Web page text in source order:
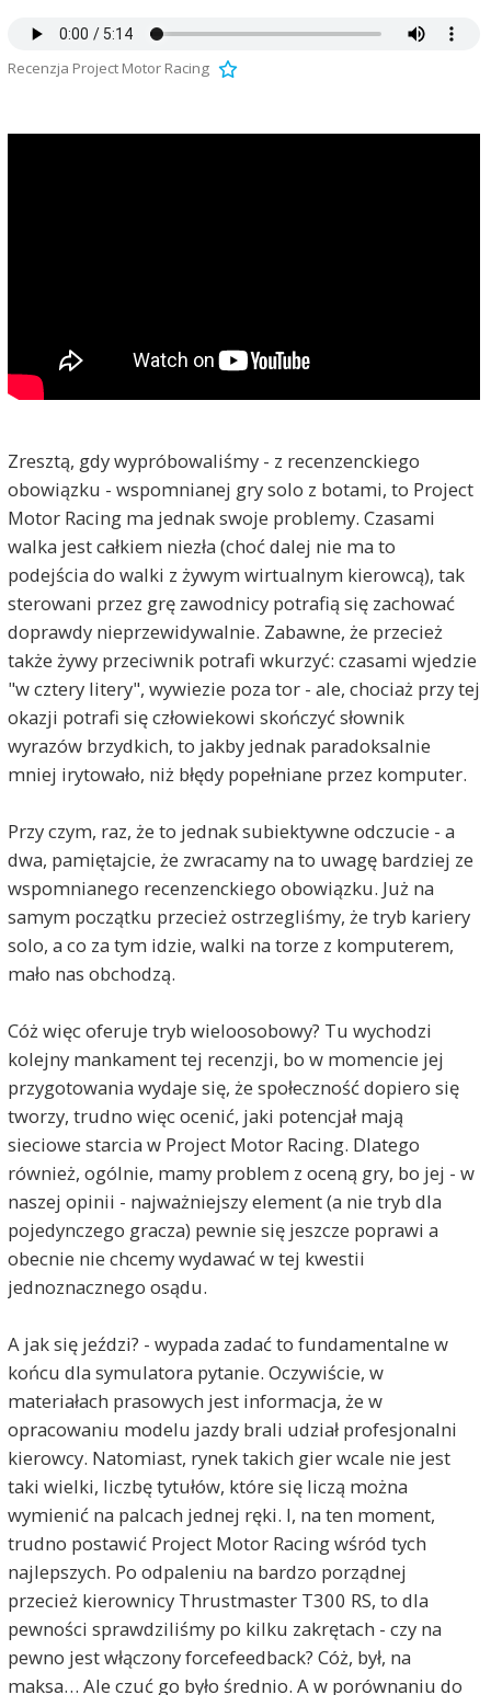
Recenzja Project Motor Racing
Zresztą, gdy wypróbowaliśmy - z recenzenckiego
obowiązku - wspomnianej gry solo z botami, to Project
Motor Racing ma jednak swoje problemy. Czasami
walka jest całkiem niezła (choć dalej nie ma to
podejścia do walki z żywym wirtualnym kierowcą), tak
sterowani przez grę zawodnicy potrafią się zachować
doprawdy nieprzewidywalnie. Zabawne, że przecież
także żywy przeciwnik potrafi wkurzyć: czasami wjedzie
"w cztery litery", wywiezie poza tor - ale, chociaż przy tej
okazji potrafi się człowiekowi skończyć słownik
wyrazów brzydkich, to jakby jednak paradoksalnie
mniej irytowało, niż błędy popełniane przez komputer.
Przy czym, raz, że to jednak subiektywne odczucie - a
dwa, pamiętajcie, że zwracamy na to uwagę bardziej ze
wspomnianego recenzenckiego obowiązku. Już na
samym początku przecież ostrzegliśmy, że tryb kariery
solo, a co za tym idzie, walki na torze z komputerem,
mało nas obchodzą.
Cóż więc oferuje tryb wieloosobowy? Tu wychodzi
kolejny mankament tej recenzji, bo w momencie jej
przygotowania wydaje się, że społeczność dopiero się
tworzy, trudno więc ocenić, jaki potencjał mają
sieciowe starcia w Project Motor Racing. Dlatego
również, ogólnie, mamy problem z oceną gry, bo jej - w
naszej opinii - najważniejszy element (a nie tryb dla
pojedynczego gracza) pewnie się jeszcze poprawi a
obecnie nie chcemy wydawać w tej kwestii
jednoznacznego osądu.
A jak się jeździ? - wypada zadać to fundamentalne w
końcu dla symulatora pytanie. Oczywiście, w
materiałach prasowych jest informacja, że w
opracowaniu modelu jazdy brali udział profesjonalni
kierowcy. Natomiast, rynek takich gier wcale nie jest
taki wielki, liczbę tytułów, które się liczą można
wymienić na palcach jednej ręki. I, na ten moment,
trudno postawić Project Motor Racing wśród tych
najlepszych. Po odpaleniu na bardzo porządnej
przecież kierownicy Thrustmaster T300 RS, to dla
pewności sprawdziliśmy po kilku zakrętach - czy na
pewno jest włączony forcefeedback? Cóż, był, na
maksa… Ale czuć go było średnio. A w porównaniu do